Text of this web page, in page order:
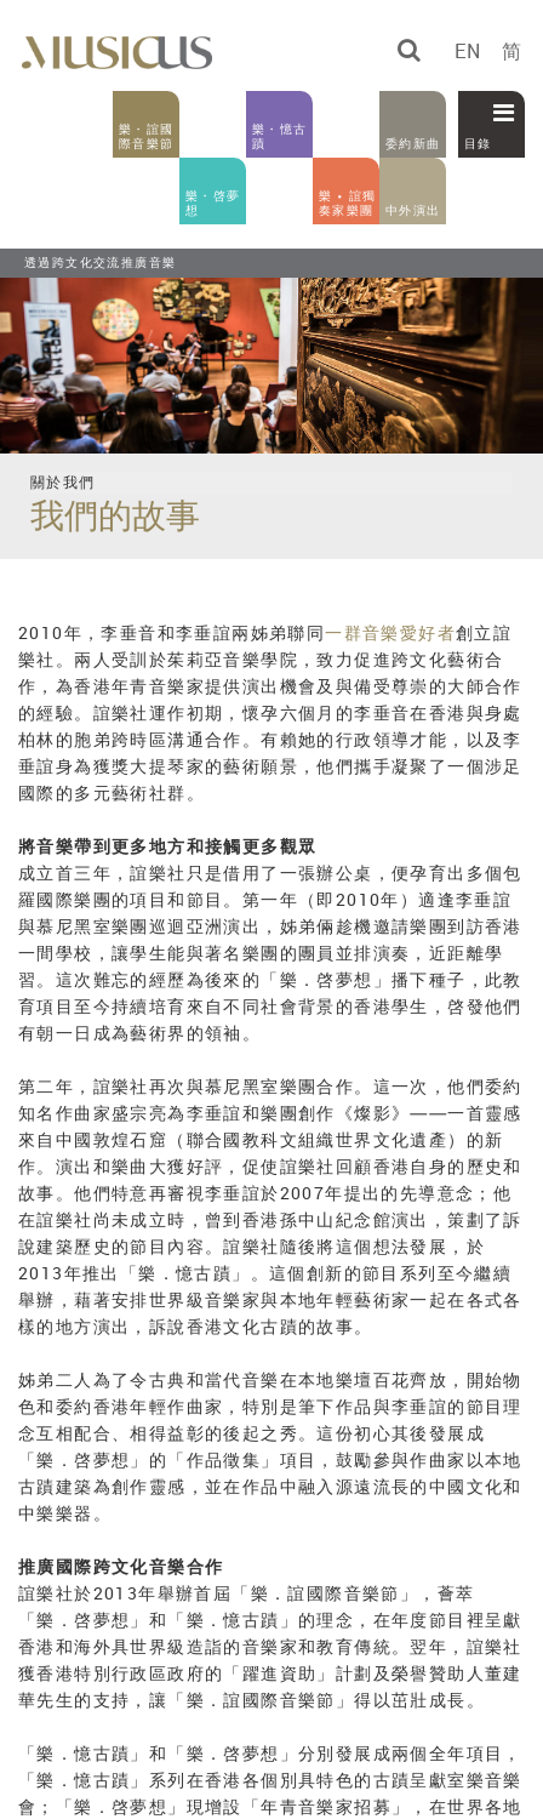
目錄
委約新曲
中外演出
樂・憶古
蹟
樂・誼國
際音樂節
樂・啓夢
想
樂 • 誼獨
奏家樂團
EN 简
透過跨文化交流推廣音樂
關於我們
我們的故事
2010年，李垂音和李垂誼兩姊弟聯同一群音樂愛好者創立誼
樂社。兩人受訓於茱莉亞音樂學院，致力促進跨文化藝術合
作，為香港年青音樂家提供演出機會及與備受尊崇的大師合作
的經驗。誼樂社運作初期，懷孕六個月的李垂音在香港與身處
柏林的胞弟跨時區溝通合作。有賴她的行政領導才能，以及李
垂誼身為獲獎大提琴家的藝術願景，他們攜手凝聚了一個涉足
國際的多元藝術社群。
將音樂帶到更多地方和接觸更多觀眾
成立首三年，誼樂社只是借用了一張辦公桌，便孕育出多個包
羅國際樂團的項目和節目。第一年（即2010年）適逢李垂誼
與慕尼黑室樂團巡迴亞洲演出，姊弟倆趁機邀請樂團到訪香港
一間學校，讓學生能與著名樂團的團員並排演奏，近距離學
習。這次難忘的經歷為後來的「樂．啓夢想」播下種子，此教
育項目至今持續培育來自不同社會背景的香港學生，啓發他們
有朝一日成為藝術界的領袖。
第二年，誼樂社再次與慕尼黑室樂團合作。這一次，他們委約
知名作曲家盛宗亮為李垂誼和樂團創作《燦影》——一首靈感
來自中國敦煌石窟（聯合國教科文組織世界文化遺產）的新
作。演出和樂曲大獲好評，促使誼樂社回顧香港自身的歷史和
故事。他們特意再審視李垂誼於2007年提出的先導意念；他
在誼樂社尚未成立時，曾到香港孫中山紀念館演出，策劃了訴
說建築歷史的節目內容。誼樂社隨後將這個想法發展，於
2013年推出「樂．憶古蹟」。這個創新的節目系列至今繼續
舉辦，藉著安排世界級音樂家與本地年輕藝術家一起在各式各
樣的地方演出，訴說香港文化古蹟的故事。
姊弟二人為了令古典和當代音樂在本地樂壇百花齊放，開始物
色和委約香港年輕作曲家，特別是筆下作品與李垂誼的節目理
念互相配合、相得益彰的後起之秀。這份初心其後發展成
「樂．啓夢想」的「作品徵集」項目，鼓勵參與作曲家以本地
古蹟建築為創作靈感，並在作品中融入源遠流長的中國文化和
中樂樂器。
推廣國際跨文化音樂合作
誼樂社於2013年舉辦首屆「樂．誼國際音樂節」，薈萃
「樂．啓夢想」和「樂．憶古蹟」的理念，在年度節目裡呈獻
香港和海外具世界級造詣的音樂家和教育傳統。翌年，誼樂社
獲香港特別行政區政府的「躍進資助」計劃及榮譽贊助人董建
華先生的支持，讓「樂．誼國際音樂節」得以茁壯成長。
「樂．憶古蹟」和「樂．啓夢想」分別發展成兩個全年項目，
「樂．憶古蹟」系列在香港各個別具特色的古蹟呈獻室樂音樂
會；「樂．啓夢想」現增設「年青音樂家招募」，在世界各地